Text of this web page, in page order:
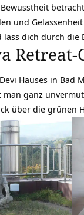
und
lass dich durch
Retreat-
Hauses in Bad
ganz
über die grünen